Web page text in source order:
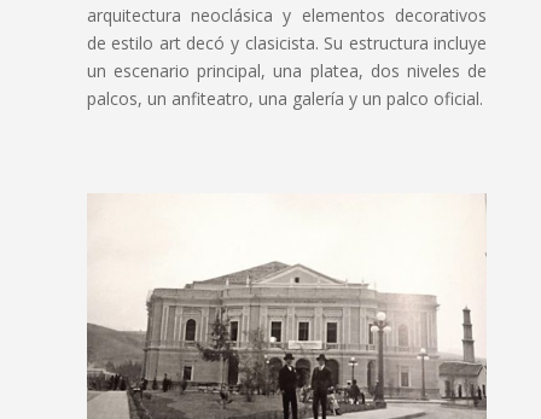
arquitectura neoclásica y elementos decorativos
de estilo art decó y clasicista. Su estructura incluye
un escenario principal, una platea, dos niveles de
palcos, un anfiteatro, una galería y un palco oficial.